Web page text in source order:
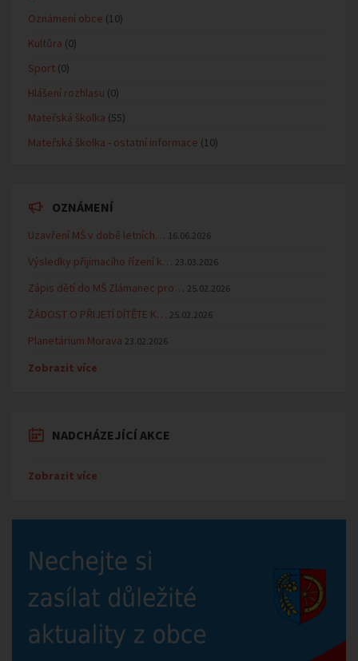
Oznámení obce (10)
Kultůra (0)
Sport (0)
Hlášení rozhlasu (0)
Mateřská školka (55)
Mateřská školka - ostatní informace (10)
OZNÁMENÍ
Uzavření MŠ v době letních… 16.06.2026
Výsledky přijímacího řízení k… 23.03.2026
Zápis dětí do MŠ Zlámanec pro… 25.02.2026
ŽÁDOST O PŘIJETÍ DÍTĚTE K… 25.02.2026
Planetárium Morava 23.02.2026
Zobrazit více
NADCHÁZEJÍCÍ AKCE
Zobrazit více